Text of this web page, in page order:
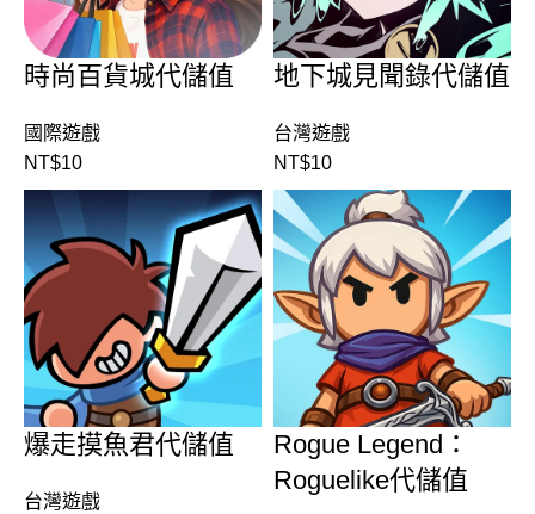
時尚百貨城代儲值
國際遊戲
NT$10
地下城見聞錄代儲值
台灣遊戲
NT$10
爆走摸魚君代儲值
台灣遊戲
Rogue Legend：
Roguelike代儲值